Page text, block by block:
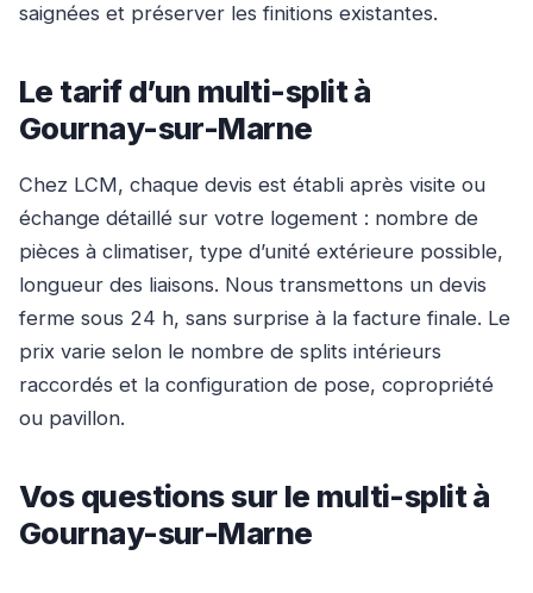
saignées et préserver les finitions existantes.
Le tarif d’un multi-split à
Gournay-sur-Marne
Chez LCM, chaque devis est établi après visite ou
échange détaillé sur votre logement : nombre de
pièces à climatiser, type d’unité extérieure possible,
longueur des liaisons. Nous transmettons un devis
ferme sous 24 h, sans surprise à la facture finale. Le
prix varie selon le nombre de splits intérieurs
raccordés et la configuration de pose, copropriété
ou pavillon.
Vos questions sur le multi-split à
Gournay-sur-Marne